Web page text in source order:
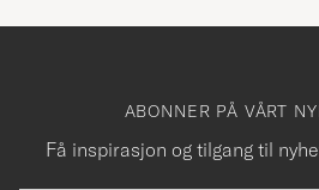
ABONNER PÅ VÅRT
Få inspirasjon og tilgang til